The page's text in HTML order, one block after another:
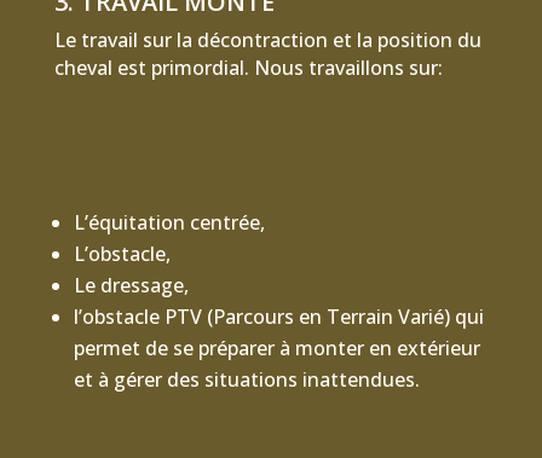
Le travail sur la décontraction et la position du
cheval est primordial. Nous travaillons sur:
L’équitation centrée,
L’obstacle,
Le dressage,
l’obstacle PTV (Parcours en Terrain Varié) qui
permet de se préparer à monter en extérieur
et à gérer des situations inattendues.